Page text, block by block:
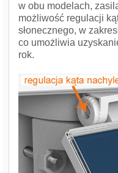
w obu modelach,
możliwość regulacji
słonecznego, w
co umożliwia
rok.